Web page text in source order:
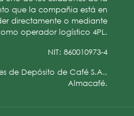
que la compañia está en
directamente o mediante
operador logístico 4PL.
NIT: 860010973-4
de Depósito de Café S.A.,
Almacafé.